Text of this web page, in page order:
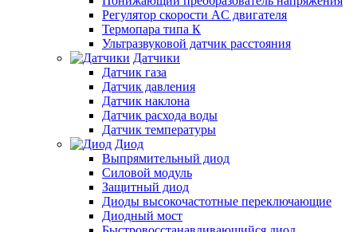
Регулятор скорости AC двигателя
Термопара типа К
Ультразвуковой датчик расстояния
Датчики
Датчик газа
Датчик давления
Датчик наклона
Датчик расхода воды
Датчик температуры
Диод
Выпрямительный диод
Силовой модуль
Защитный диод
Диоды высокочастотные переключающие
Диодный мост